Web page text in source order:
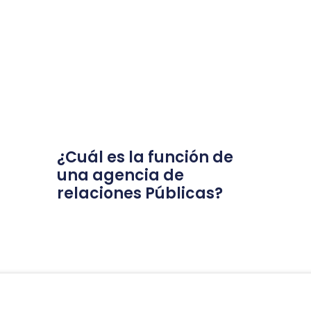
¿Cuál es la función de
una agencia de
relaciones Públicas?